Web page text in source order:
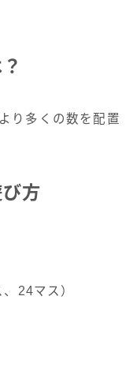
り多くの数を配置
方
24マス）